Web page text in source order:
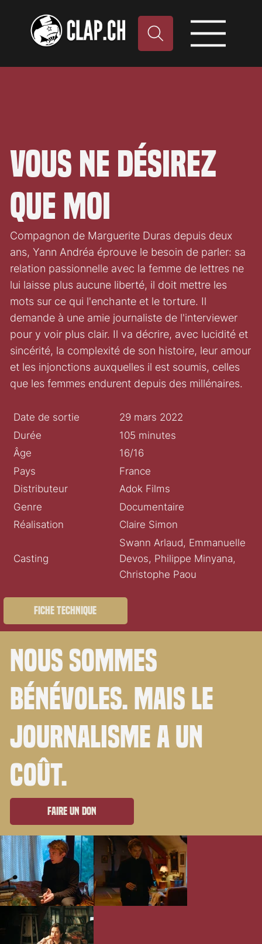
Vous ne désirez
que moi
Compagnon de Marguerite Duras depuis deux
ans, Yann Andréa éprouve le besoin de parler: sa
relation passionnelle avec la femme de lettres ne
lui laisse plus aucune liberté, il doit mettre les
mots sur ce qui l'enchante et le torture. Il
demande à une amie journaliste de l'interviewer
pour y voir plus clair. Il va décrire, avec lucidité et
sincérité, la complexité de son histoire, leur amour
et les injonctions auxquelles il est soumis, celles
que les femmes endurent depuis des millénaires.
Date de sortie
29 mars 2022
Durée
105 minutes
Âge
16/16
Pays
France
Distributeur
Adok Films
Genre
Documentaire
Réalisation
Claire Simon
Casting
Swann Arlaud, Emmanuelle
Devos, Philippe Minyana,
Christophe Paou
Fiche technique
Nous sommes
bénévoles. Mais le
journalisme a un
coût.
Faire un don